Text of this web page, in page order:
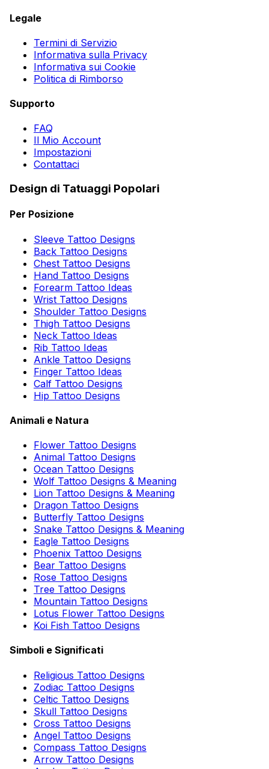
Legale
Termini di Servizio
Informativa sulla Privacy
Informativa sui Cookie
Politica di Rimborso
Supporto
FAQ
Il Mio Account
Impostazioni
Contattaci
Design di Tatuaggi Popolari
Per Posizione
Sleeve Tattoo Designs
Back Tattoo Designs
Chest Tattoo Designs
Hand Tattoo Designs
Forearm Tattoo Ideas
Wrist Tattoo Designs
Shoulder Tattoo Designs
Thigh Tattoo Designs
Neck Tattoo Ideas
Rib Tattoo Ideas
Ankle Tattoo Designs
Finger Tattoo Ideas
Calf Tattoo Designs
Hip Tattoo Designs
Animali e Natura
Flower Tattoo Designs
Animal Tattoo Designs
Ocean Tattoo Designs
Wolf Tattoo Designs & Meaning
Lion Tattoo Designs & Meaning
Dragon Tattoo Designs
Butterfly Tattoo Designs
Snake Tattoo Designs & Meaning
Eagle Tattoo Designs
Phoenix Tattoo Designs
Bear Tattoo Designs
Rose Tattoo Designs
Tree Tattoo Designs
Mountain Tattoo Designs
Lotus Flower Tattoo Designs
Koi Fish Tattoo Designs
Simboli e Significati
Religious Tattoo Designs
Zodiac Tattoo Designs
Celtic Tattoo Designs
Skull Tattoo Designs
Cross Tattoo Designs
Angel Tattoo Designs
Compass Tattoo Designs
Arrow Tattoo Designs